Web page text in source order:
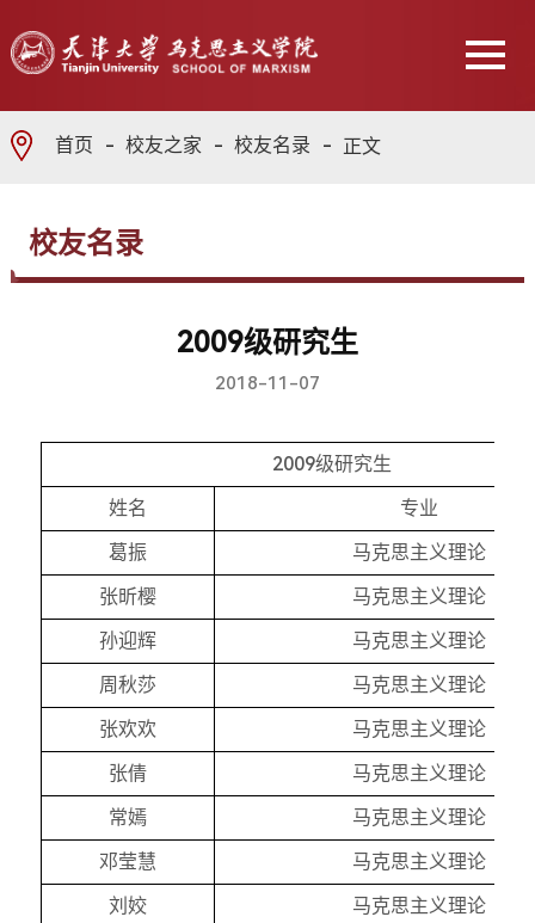
首页 校友之家 校友名录 正文
校友名录
2009级研究生
2018-11-07
2009级研究生
姓名
专业
葛振
马克思主义理论
张昕樱
马克思主义理论
孙迎辉
马克思主义理论
周秋莎
马克思主义理论
张欢欢
马克思主义理论
张倩
马克思主义理论
常嫣
马克思主义理论
邓莹慧
马克思主义理论
刘姣
马克思主义理论